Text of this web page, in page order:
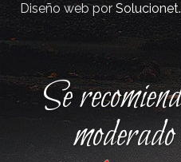
Diseño web por
Se